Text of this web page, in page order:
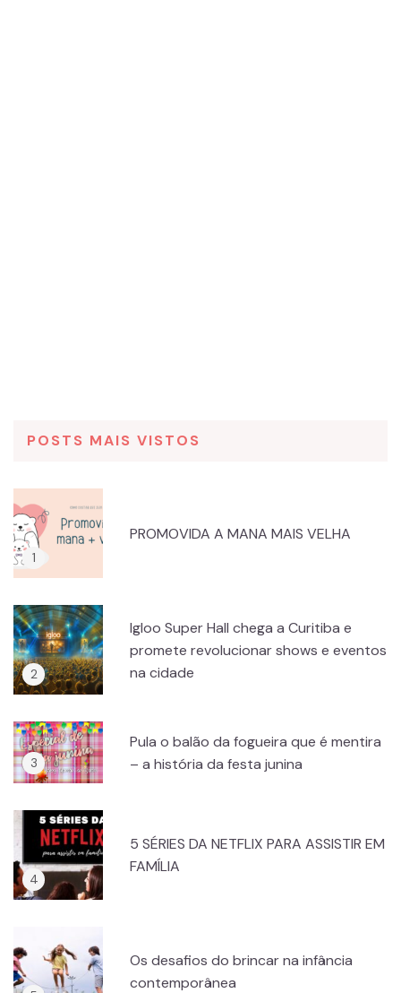
POSTS MAIS VISTOS
PROMOVIDA A MANA MAIS VELHA
Igloo Super Hall chega a Curitiba e
promete revolucionar shows e eventos
na cidade
Pula o balão da fogueira que é mentira
– a história da festa junina
5 SÉRIES DA NETFLIX PARA ASSISTIR EM
FAMÍLIA
Os desafios do brincar na infância
contemporânea